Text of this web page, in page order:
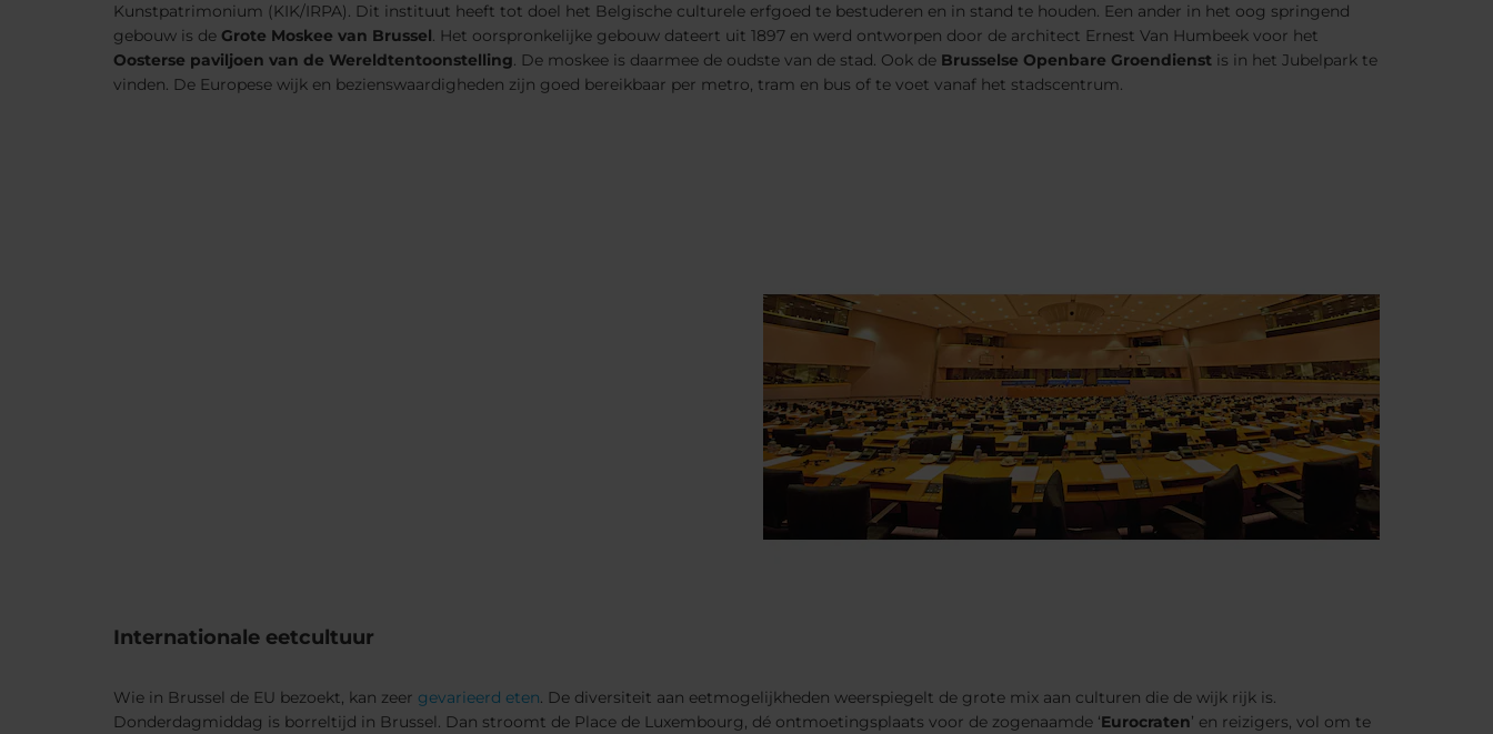
Kunstpatrimonium (KIK/IRPA). Dit instituut heeft tot doel het Belgische culturele erfgoed te bestuderen en in stand te houden. Een ander in het oog springend
gebouw is de Grote Moskee van Brussel. Het oorspronkelijke gebouw dateert uit 1897 en werd ontworpen door de architect Ernest Van Humbeek voor het
Oosterse paviljoen van de Wereldtentoonstelling. De moskee is daarmee de oudste van de stad. Ook de Brusselse Openbare Groendienst is in het Jubelpark te
vinden. De Europese wijk en bezienswaardigheden zijn goed bereikbaar per metro, tram en bus of te voet vanaf het stadscentrum.
Internationale eetcultuur
Wie in Brussel de EU bezoekt, kan zeer gevarieerd eten. De diversiteit aan eetmogelijkheden weerspiegelt de grote mix aan culturen die de wijk rijk is.
Donderdagmiddag is borreltijd in Brussel. Dan stroomt de Place de Luxembourg, dé ontmoetingsplaats voor de zogenaamde ‘Eurocraten’ en reizigers, vol om te